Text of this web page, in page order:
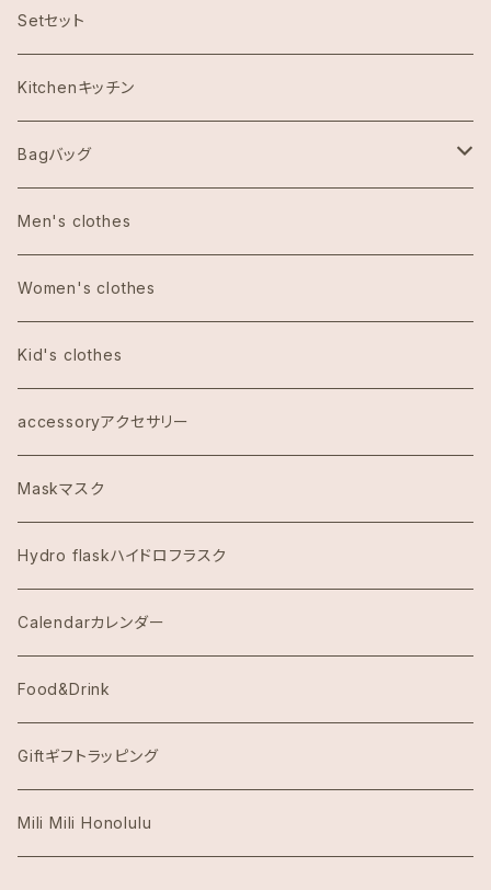
ハワイ限定スヌーピー
Abercrombie & Fitch アバクロンビー
Aulani Disneyアウラニディズニー
Anthoropologieアンソロポロジー
Bath&Body Worksバス＆ボディワークス
Calvin Klein カルバンクライン
COACHコーチ
Dawn to Earth ダウントゥーアース
Dean & DeLuca ディーンアンドデルーカ
Eggs's Things エッグスンシングス
Hawaii Hotel Item
Honolulu Coffeeホノルルコーヒー
Island Slipperアイランドスリッパ
Setセット
Kitchenキッチン
Bagバッグ
tote bag トートバッグ
エコバッグ
Men's clothes
Women's clothes
Kid's clothes
accessoryアクセサリー
Maskマスク
Hydro flaskハイドロフラスク
Calendarカレンダー
Food&Drink
Giftギフトラッピング
Mili Mili Honolulu